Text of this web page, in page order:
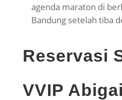
agenda maraton di
Bandung setelah tiba
Reservasi
VVIP